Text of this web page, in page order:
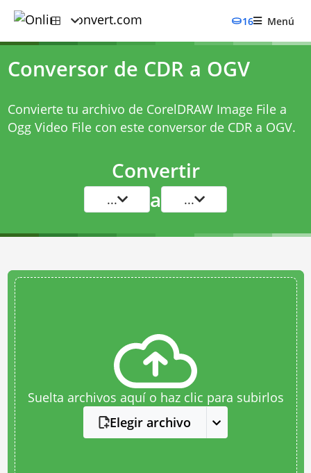
16 Menú
Conversor de CDR a OGV
Convierte tu archivo de CorelDRAW Image File a
Ogg Video File con este conversor de CDR a OGV.
Convertir
... a ...
Suelta archivos aquí o haz clic para subirlos
Elegir archivo